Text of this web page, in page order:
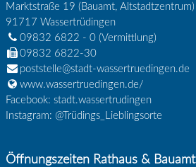
Marktstraße 19 (Bauamt, Altstadtzentrum)
91717 Wassertrüdingen
09832 6822 - 0(Vermittlung)
09832 6822-30
poststelle@stadt-wassertruedingen.de
www.wassertruedingen.de/
Facebook: stadt.wassertrudingen
Instagram: @Trüdings_Lieblingsorte
Öffnungszeiten Rathaus & Bauamt